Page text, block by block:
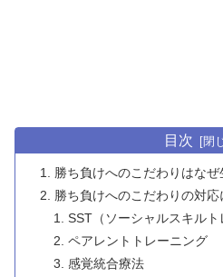
目次
勝ち負けへのこだわりはなぜ
勝ち負けへのこだわりの対応
SST（ソーシャルスキルト
ペアレントトレーニング
感覚統合療法